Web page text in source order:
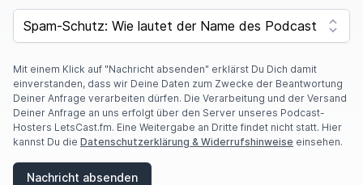
SPAM CAPTCHA
Mit einem Klick auf "Nachricht absenden" erklärst Du Dich damit
einverstanden, dass wir Deine Daten zum Zwecke der Beantwortung
Deiner Anfrage verarbeiten dürfen. Die Verarbeitung und der Versand
Deiner Anfrage an uns erfolgt über den Server unseres Podcast-
Hosters LetsCast.fm. Eine Weitergabe an Dritte findet nicht statt. Hier
kannst Du die Datenschutzerklärung & Widerrufshinweise einsehen.
Nachricht absenden